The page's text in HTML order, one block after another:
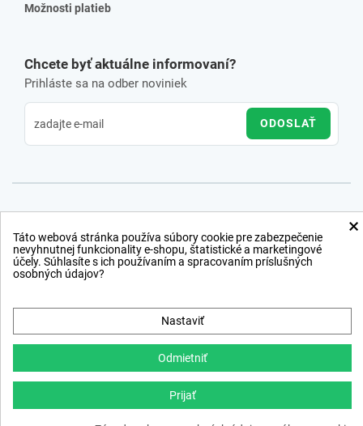
Možnosti platieb
Chcete byť aktuálne informovaní?
Prihláste sa na odber noviniek
ODOSLAŤ
×
Táto webová stránka používa súbory cookie pre zabezpečenie
nevyhnutnej funkcionality e-shopu, štatistické a marketingové
účely. Súhlasíte s ich používaním a spracovaním príslušných
osobných údajov?
Nastaviť
Odmietniť
Prijať